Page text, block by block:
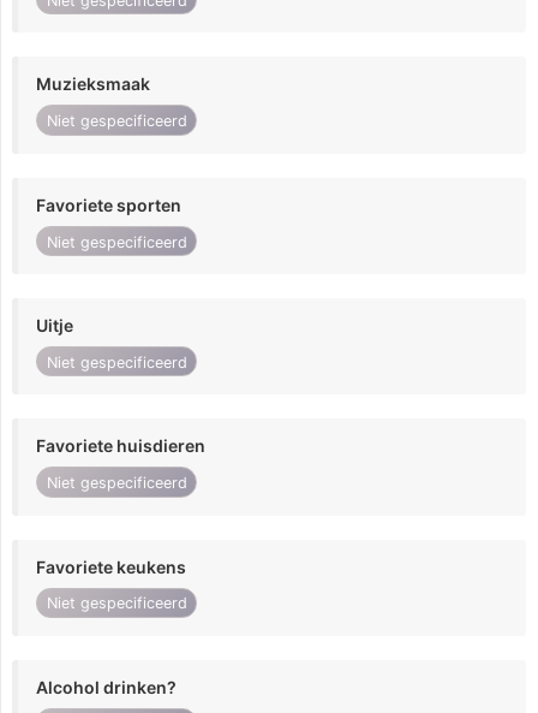
Muzieksmaak
Niet gespecificeerd
Favoriete sporten
Niet gespecificeerd
Uitje
Niet gespecificeerd
Favoriete huisdieren
Niet gespecificeerd
Favoriete keukens
Niet gespecificeerd
Alcohol drinken?